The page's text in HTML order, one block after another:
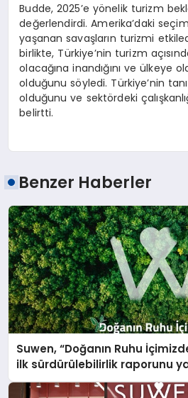
Budde, 2025’e yönelik turizm
değerlendirdi. Amerika’daki
yaşanan savaşların turizmi
birlikte, Türkiye’nin turizm
olacağına inandığını ve ülkeye
olduğunu söyledi. Türkiye’nin
olduğunu ve sektördeki
belirtti.
Benzer Haberler
Suwen, “Doğanın Ruhu
ilk sürdürülebilirlik raporunu